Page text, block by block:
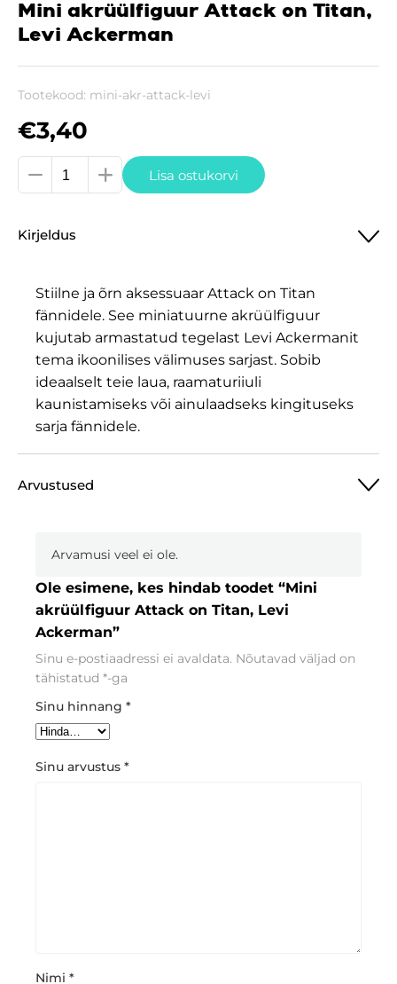
Mini akrüülfiguur Attack on Titan,
Levi Ackerman
Tootekood: mini-akr-attack-levi
€3,40
Mini
akrüülfiguur
on
Levi
Ackerman
kogus
Lisa ostukorvi
Kirjeldus
Stiilne ja õrn aksessuaar Attack on Titan
fännidele. See miniatuurne akrüülfiguur
kujutab armastatud tegelast Levi Ackermanit
tema ikoonilises välimuses sarjast. Sobib
ideaalselt teie laua, raamaturiiuli
kaunistamiseks või ainulaadseks kingituseks
sarja fännidele.
Arvustused
Arvamusi veel ei ole.
Ole esimene, kes hindab toodet “Mini
akrüülfiguur Attack on Titan, Levi
Ackerman”
Sinu e-postiaadressi ei avaldata. Nõutavad väljad on
tähistatud *-ga
Sinu hinnang *
Sinu arvustus *
Nimi *